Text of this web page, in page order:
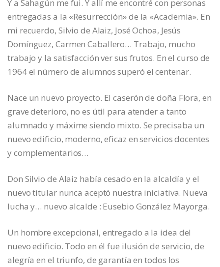
Y a Sahagún me fui. Y allí me encontré con personas
entregadas a la «Resurrección» de la «Academia». En
mi recuerdo, Silvio de Alaiz, José Ochoa, Jesús
Domínguez, Carmen Caballero… Trabajo, mucho
trabajo y la satisfacción ver sus frutos. En el curso de
1964 el número de alumnos superó el centenar.
Nace un nuevo proyecto. El caserón de doña Flora, en
grave deterioro, no es útil para atender a tanto
alumnado y máxime siendo mixto. Se precisaba un
nuevo edificio, moderno, eficaz en servicios docentes
y complementarios…
Don Silvio de Alaiz había cesado en la alcaldía y el
nuevo titular nunca aceptó nuestra iniciativa. Nueva
lucha y… nuevo alcalde : Eusebio González Mayorga.
Un hombre excepcional, entregado a la idea del
nuevo edificio. Todo en él fue ilusión de servicio, de
alegría en el triunfo, de garantía en todos los